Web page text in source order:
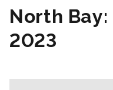
North Bay:
2023